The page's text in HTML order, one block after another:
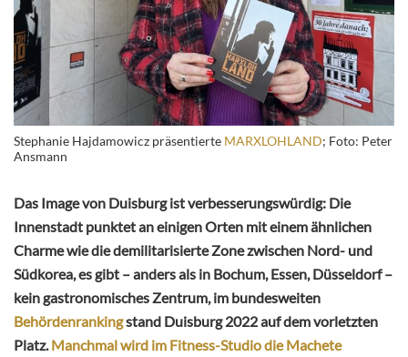
Stephanie Hajdamowicz präsentierte MARXLOHLAND; Foto: Peter
Ansmann
Das Image von Duisburg ist verbesserungswürdig: Die
Innenstadt punktet an einigen Orten mit einem ähnlichen
Charme wie die demilitarisierte Zone zwischen Nord- und
Südkorea, es gibt – anders als in Bochum, Essen, Düsseldorf –
kein gastronomisches Zentrum, im bundesweiten
Behördenrankingstand Duisburg 2022 auf dem vorletzten
Platz.Manchmal wird im Fitness-Studio die Machete